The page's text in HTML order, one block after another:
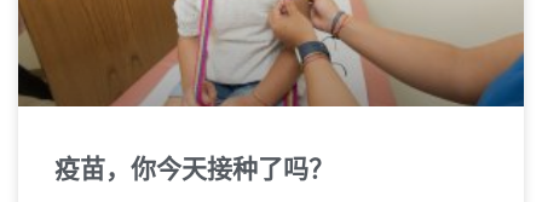
疫苗，你今天接种了吗？